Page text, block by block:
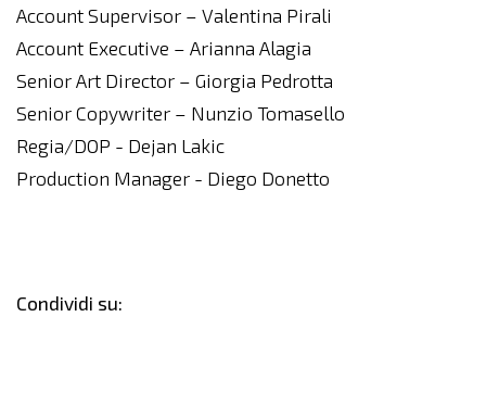
Account Supervisor – Valentina Pirali
Account Executive – Arianna Alagia
Senior Art Director – Giorgia Pedrotta
Senior Copywriter – Nunzio Tomasello
Regia/DOP - Dejan Lakic
Production Manager - Diego Donetto
Condividi su: